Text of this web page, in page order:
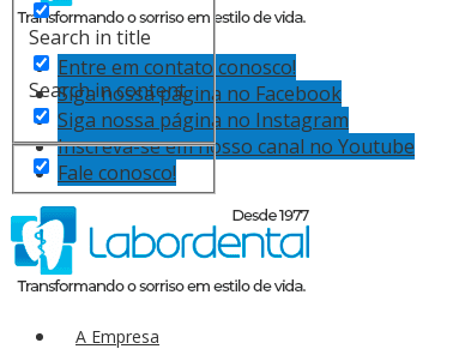
Search in title
Search in content
Entre em contato conosco!
Siga nossa página no Facebook
Siga nossa página no Instagram
Inscreva-se em nosso canal no Youtube
Fale conosco!
A Empresa